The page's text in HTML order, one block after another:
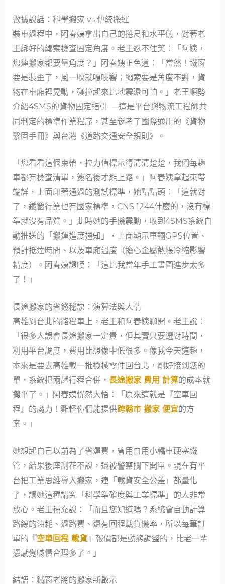
數據說話：科學搬家 vs 傳統搬運
裝車過程中，阿春姨拿出自己的捲尺和水平儀，對著老
王綁好的繩索檢查固定角度。老王忍不住笑：「阿姨，
您連搬家都要量角度？」阿春姨正色道：「當然！鐵窗
要是裝歪了，風一吹就嘎吱響；繩索要是角度不對，貨
物在車廂裡晃動，碰撞起來比地震還可怕。」老王順勢
介紹4SMS的貨物固定指引──這是平台與物流工程師共
同制定的標準作業程序，甚至參考了國際通用的《貨物
繫固手冊》與台灣《道路交通安全規則》。
「您看看這個束帶，拉力值標示得清清楚楚，我們每趟
車都有檢查清單，簽名後才能上路。」阿春姨拿起束帶
端詳，上面印著通過的測試標準，她點點頭：「這就對
了，鐵窗行業也有國家標準，CNS 1244什麼的，沒有標
準就沒有品質。」此時她的手機震動，收到4SMS系統自
動推送的「搬運進度通知」，上面顯示車輛GPS位置、
預計抵達時間、以及車廂溫度（擔心金屬熱脹冷縮影響
精度）。阿春姨讚嘆：「這比我當年手工畫圖進步太多
了！」
長途搬家的省錢秘訣：演算法與人情
高雄到台北的路程車上，老王和阿春姨聊開。老王說：
「很多人誤會長途搬家一定貴，但其實只要選對時間，
利用平台調度，費用比想像中低很多。像我今天這趟，
本來是要去高雄載一批機械零件回台北，剛好接到您的
單，系統把兩趟行程合併， 長途搬家 費用 計算的成本就
攤平了。」阿春姨恍然大悟：「原來這就是『空車回
程』的魔力！難怪你們能提供跨縣市 搬家 便宜的方
案。」
她想起自己以前為了省運費，曾用自用小轎車硬塞鐵
管，結果後座刮花不說，還被警察攔下開單。現在有平
台把工業思維導入搬家，連「載貨安全公差」都量化
了，讓她這種講究「科學準確度與工業標準」的人非常
放心。老王補充說：「而且您知道嗎？系統會自動計算
路線的油耗、過路費、還有回程載貨機率，所以每筆訂
單的『空車回程 載貨』報價都是動態調整的，比老一輩
憑感覺喊價合理多了。」
結語：鐵窗老將的搬家新啟示